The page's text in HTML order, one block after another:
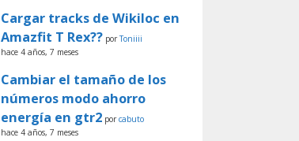
Cargar tracks de Wikiloc en
Amazfit T Rex?? porToniiii
hace 4 años, 7 meses
Cambiar el tamaño de los
números modo ahorro
energía en gtr2 porcabuto
hace 4 años, 7 meses